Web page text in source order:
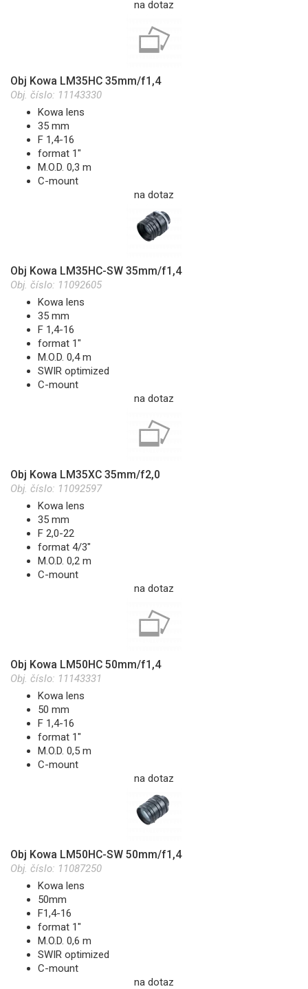
na dotaz
Obj Kowa LM35HC 35mm/f1,4
Obj. číslo: 11143330
Kowa lens
35 mm
F 1,4-16
format 1"
M.O.D. 0,3 m
C-mount
na dotaz
Obj Kowa LM35HC-SW 35mm/f1,4
Obj. číslo: 11092605
Kowa lens
35 mm
F 1,4-16
format 1"
M.O.D. 0,4 m
SWIR optimized
C-mount
na dotaz
Obj Kowa LM35XC 35mm/f2,0
Obj. číslo: 11092597
Kowa lens
35 mm
F 2,0-22
format 4/3"
M.O.D. 0,2 m
C-mount
na dotaz
Obj Kowa LM50HC 50mm/f1,4
Obj. číslo: 11143331
Kowa lens
50 mm
F 1,4-16
format 1"
M.O.D. 0,5 m
C-mount
na dotaz
Obj Kowa LM50HC-SW 50mm/f1,4
Obj. číslo: 11087250
Kowa lens
50mm
F1,4-16
format 1"
M.O.D. 0,6 m
SWIR optimized
C-mount
na dotaz